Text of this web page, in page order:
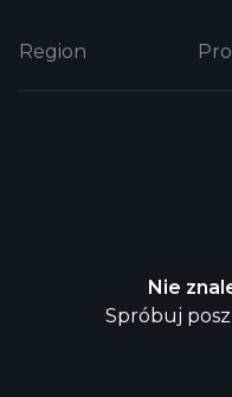
Region
Nie
Spróbuj